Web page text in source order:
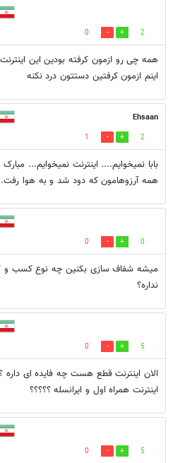
2
0
همه چی رو ازمون کرفته بودین این
اینم ازمون کرفتین دستتون درد نکنه
Ehsaan
2
1
بابا نمیخوایم.... اینترنت نمیخوایم...
همه آرزوهامون که دود شد و به هوا
0
0
میشه شفاف سازی بکنین چه نوع کسب و
نداره؟
5
0
الان اینترنت قطع هست چه فایده ای
اینترنت همراه اول و ایرانسله ؟؟؟؟؟
5
0